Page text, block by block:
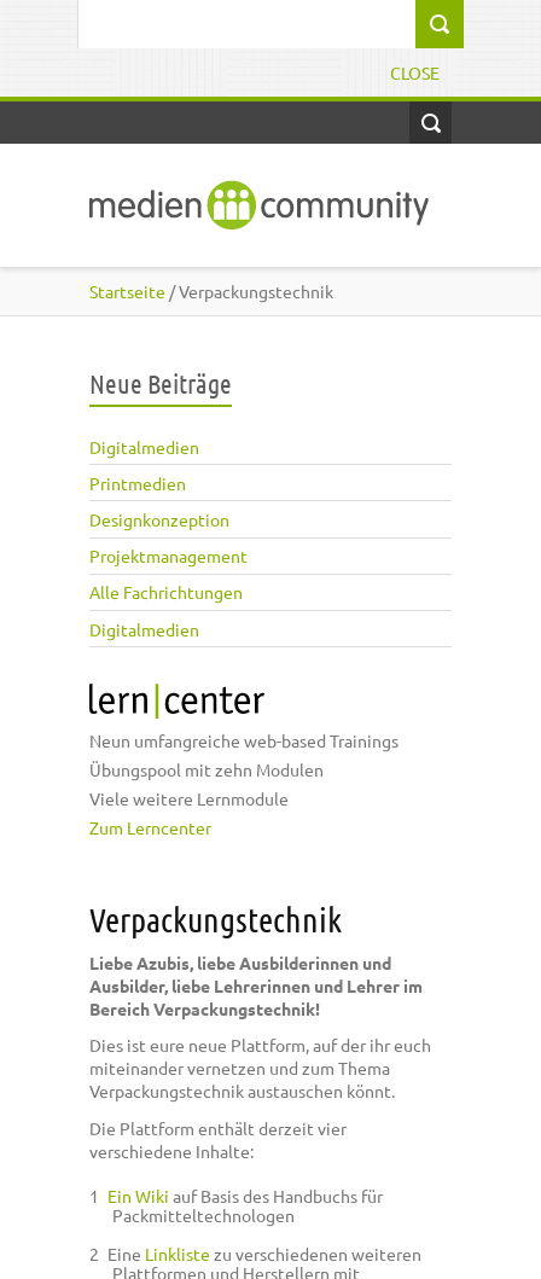
CLOSE
Startseite / Verpackungstechnik
Neue Beiträge
Digitalmedien
Printmedien
Designkonzeption
Projektmanagement
Alle Fachrichtungen
Digitalmedien
Neun umfangreiche web-based Trainings
Übungspool mit zehn Modulen
Viele weitere Lernmodule
Zum Lerncenter
Verpackungstechnik
Liebe Azubis, liebe Ausbilderinnen und
Ausbilder, liebe Lehrerinnen und Lehrer im
Bereich Verpackungstechnik!
Dies ist eure neue Plattform, auf der ihr euch
miteinander vernetzen und zum Thema
Verpackungstechnik austauschen könnt.
Die Plattform enthält derzeit vier
verschiedene Inhalte:
Ein Wikiauf Basis des Handbuchs für
Packmitteltechnologen
Eine Linkliste zu verschiedenen weiteren
Plattformen und Herstellern mit